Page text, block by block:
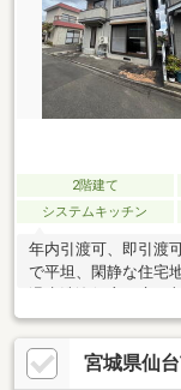
2階建て
システムキッチン
年内引渡可、即引渡
で平坦、閑静な住宅
通量少なめ
宮城県仙